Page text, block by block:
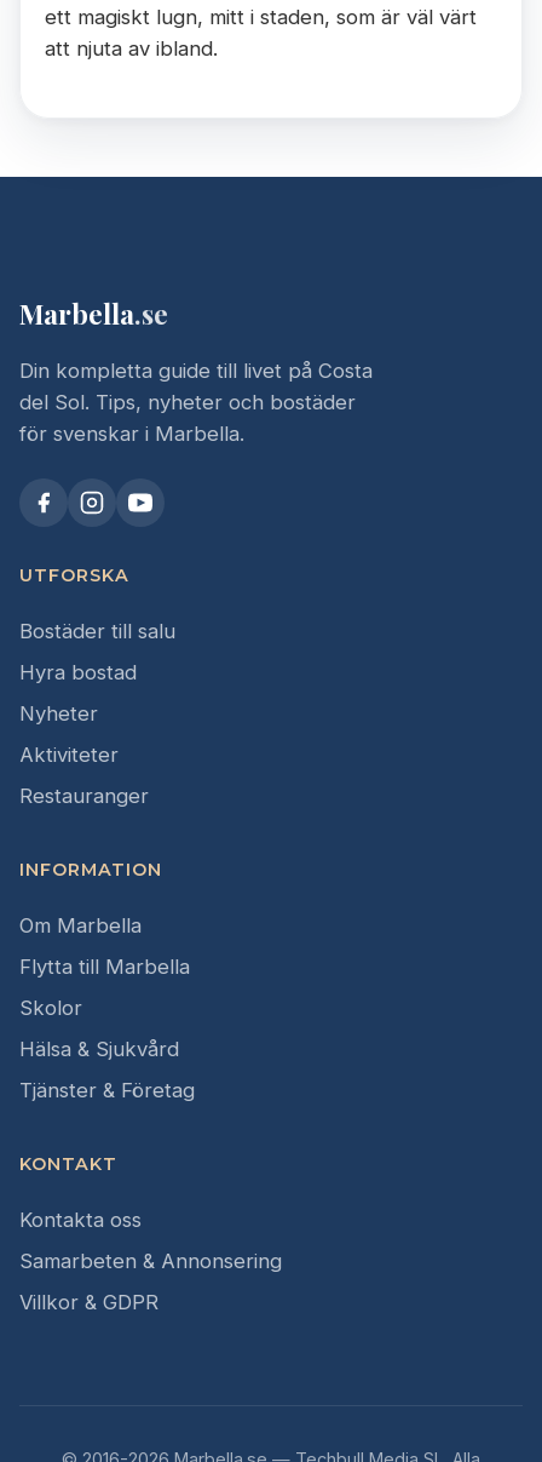
ett magiskt lugn, mitt i staden, som är väl värt
att njuta av ibland.
Marbella.se
Din kompletta guide till livet på Costa
del Sol. Tips, nyheter och bostäder
för svenskar i Marbella.
UTFORSKA
Bostäder till salu
Hyra bostad
Nyheter
Aktiviteter
Restauranger
INFORMATION
Om Marbella
Flytta till Marbella
Skolor
Hälsa & Sjukvård
Tjänster & Företag
KONTAKT
Kontakta oss
Samarbeten & Annonsering
Villkor & GDPR